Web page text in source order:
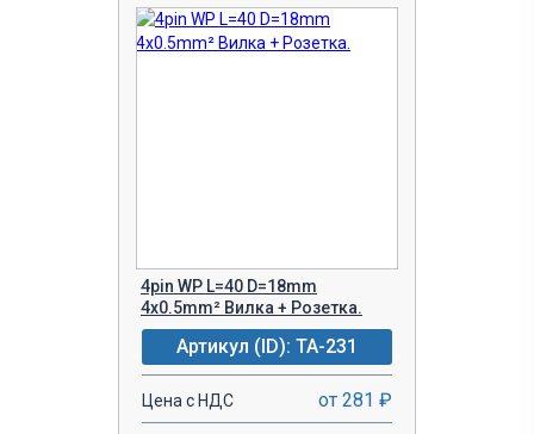
4pin WP L=40 D=18mm
4х0.5mm² Вилка + Розетка.
Артикул (ID): TA-231
Цена с НДС от 281 ₽